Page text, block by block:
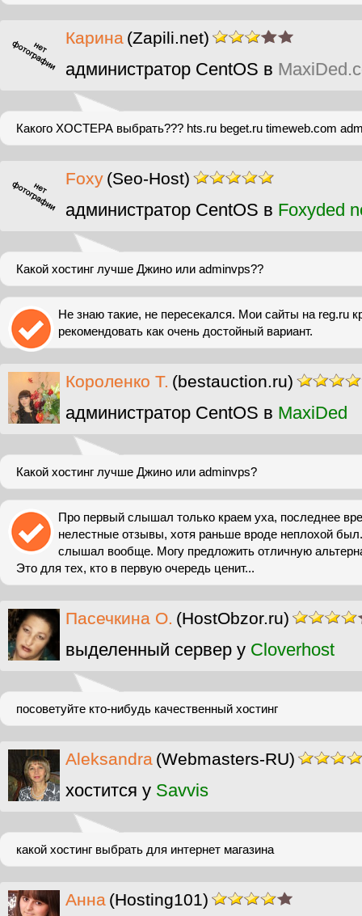
Карина (Zapili.net)
администратор CentOS в
Какого ХОСТЕРА выбрать??? hts.ru beget.ru timeweb.com
Foxy (Seo-Host)
администратор CentOS в Foxyded
Какой хостинг лучше Джино или adminvps??
Не знаю такие, не пересекался. Мои сайты на reg.ru
рекомендовать как очень достойный вариант.
Короленко Т. (bestauction.ru)
администратор CentOS в MaxiDed
Какой хостинг лучше Джино или adminvps?
Про первый слышал только краем уха, последнее
нелестные отзывы, хотя раньше вроде неплохой
слышал вообще. Могу предложить отличную
Это для тех, кто в первую очередь ценит...
Пасечкина О. (HostObzor.ru)
выделенный сервер у Cloverhost
посоветуйте кто-нибудь качественный хостинг
Aleksandra (Webmasters-RU)
хостится у Savvis
какой хостинг выбрать для интернет магазина
Анна (Hosting101)